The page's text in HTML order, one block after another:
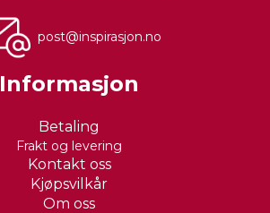
post@inspirasjon.no
Informasjon
Betaling
Frakt og levering
Kontakt oss
Kjøpsvilkår
Om oss